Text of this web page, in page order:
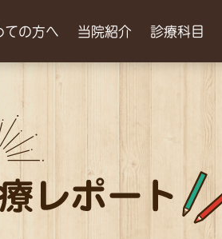
ての方へ 当院紹介 診療科目